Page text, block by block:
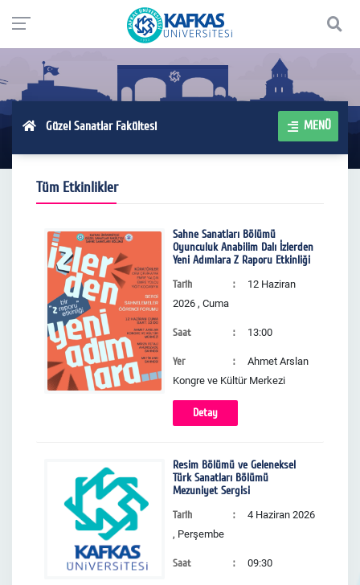
Güzel Sanatlar Fakültesi MENÜ
Tüm Etkinlikler
Sahne Sanatları Bölümü
Oyunculuk Anabilim Dalı İzlerden
Yeni Adımlara Z Raporu Etkinliği
Tarih
12 Haziran
2026 , Cuma
Saat 13:00
Yer
Ahmet Arslan
Kongre ve Kültür Merkezi
Detay
Resim Bölümü ve Geleneksel
Türk Sanatları Bölümü
Mezuniyet Sergisi
Tarih
4 Haziran 2026
, Perşembe
Saat 09:30